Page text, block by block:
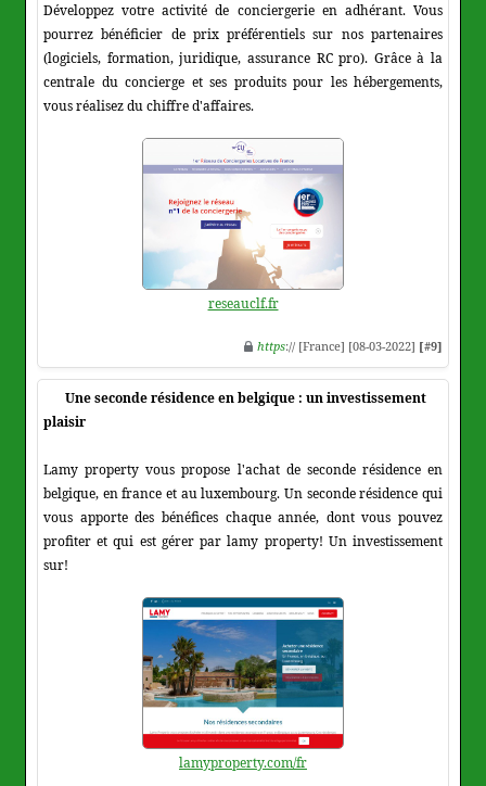
Développez votre activité de conciergerie en adhérant. Vous
pourrez bénéficier de prix préférentiels sur nos partenaires
(logiciels, formation, juridique, assurance RC pro). Grâce à la
centrale du concierge et ses produits pour les hébergements,
vous réalisez du chiffre d'affaires.
reseauclf.fr
https:// [France] [08-03-2022] [#9]
Une seconde résidence en belgique : un investissement
plaisir
Lamy property vous propose l'achat de seconde résidence en
belgique, en france et au luxembourg. Un seconde résidence qui
vous apporte des bénéfices chaque année, dont vous pouvez
profiter et qui est gérer par lamy property! Un investissement
sur!
lamyproperty.com/fr